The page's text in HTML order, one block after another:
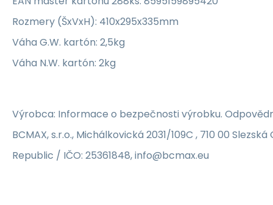
Rozmery (ŠxVxH): 410x295x335mm
Váha G.W. kartón: 2,5kg
Váha N.W. kartón: 2kg
Výrobca: Informace o bezpečnosti výrobku.
BCMAX, s.r.o., Michálkovická 2031/109C , 710 00
Republic / IČO: 25361848, info@bcmax.eu